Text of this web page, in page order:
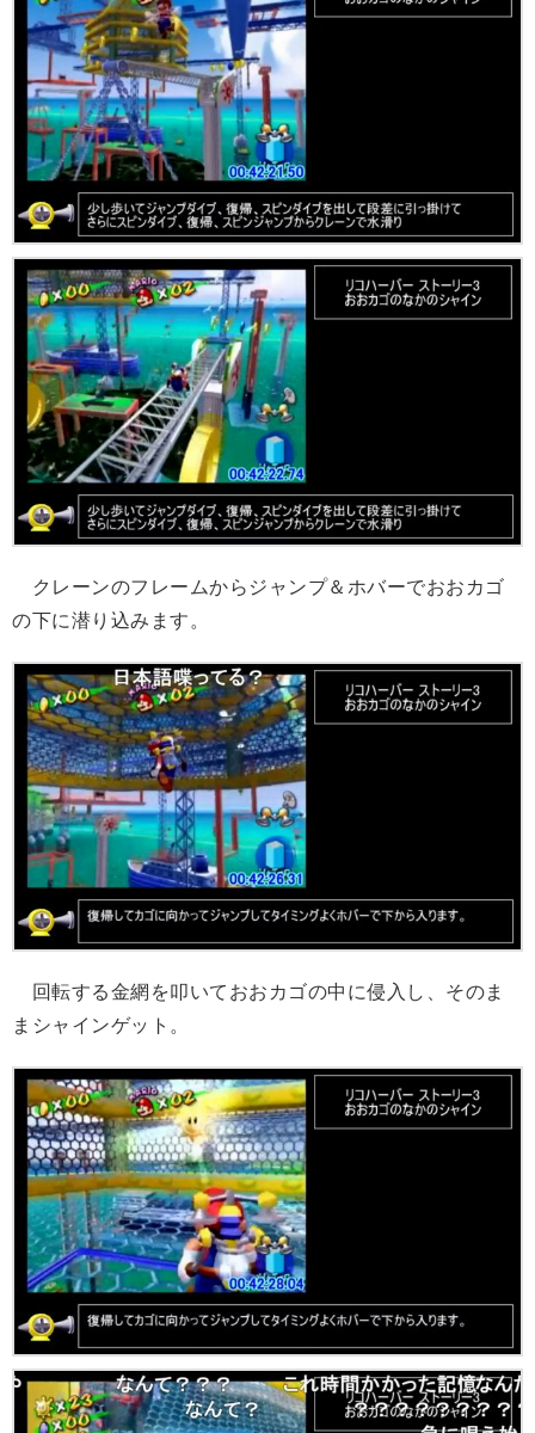
クレーンのフレームからジャンプ＆ホバーでおおカゴ
の下に潜り込みます。
回転する金網を叩いておおカゴの中に侵入し、そのま
まシャインゲット。